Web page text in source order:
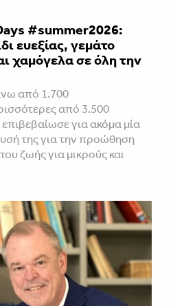
#summer2026:
ευεξίας, γεμάτο
χαμόγελα σε όλη την
από 1.700
από 3.500
για ακόμα μία
της για την προώθηση
ζωής για μικρούς και